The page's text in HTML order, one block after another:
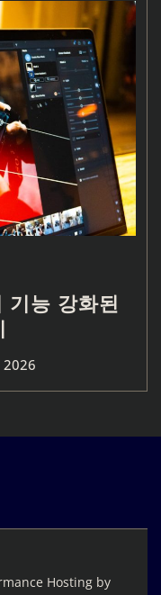
기능 강화된
2026
Hosting by